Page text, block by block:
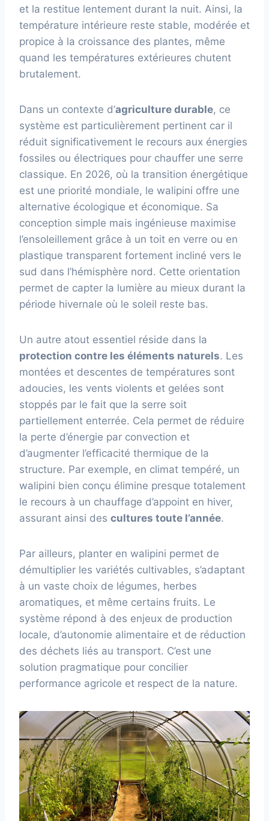
et la restitue lentement durant la nuit. Ainsi, la
température intérieure reste stable, modérée et
propice à la croissance des plantes, même
quand les températures extérieures chutent
brutalement.
Dans un contexte d’agriculture durable, ce
système est particulièrement pertinent car il
réduit significativement le recours aux énergies
fossiles ou électriques pour chauffer une serre
classique. En 2026, où la transition énergétique
est une priorité mondiale, le walipini offre une
alternative écologique et économique. Sa
conception simple mais ingénieuse maximise
l’ensoleillement grâce à un toit en verre ou en
plastique transparent fortement incliné vers le
sud dans l’hémisphère nord. Cette orientation
permet de capter la lumière au mieux durant la
période hivernale où le soleil reste bas.
Un autre atout essentiel réside dans la
protection contre les éléments naturels. Les
montées et descentes de températures sont
adoucies, les vents violents et gelées sont
stoppés par le fait que la serre soit
partiellement enterrée. Cela permet de réduire
la perte d’énergie par convection et
d’augmenter l’efficacité thermique de la
structure. Par exemple, en climat tempéré, un
walipini bien conçu élimine presque totalement
le recours à un chauffage d’appoint en hiver,
assurant ainsi des cultures toute l’année.
Par ailleurs, planter en walipini permet de
démultiplier les variétés cultivables, s’adaptant
à un vaste choix de légumes, herbes
aromatiques, et même certains fruits. Le
système répond à des enjeux de production
locale, d’autonomie alimentaire et de réduction
des déchets liés au transport. C’est une
solution pragmatique pour concilier
performance agricole et respect de la nature.